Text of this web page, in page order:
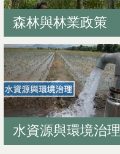
森林與林業政策
水資源與環境治理